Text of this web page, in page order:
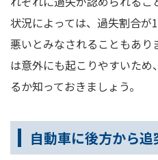
状況によっては、過失割合が
悪いとみなされることもあり
は意外にも起こりやすいた
るか知っておきましょう。
自動車に後方から追